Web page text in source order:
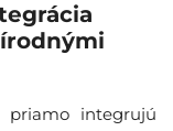
integrujú